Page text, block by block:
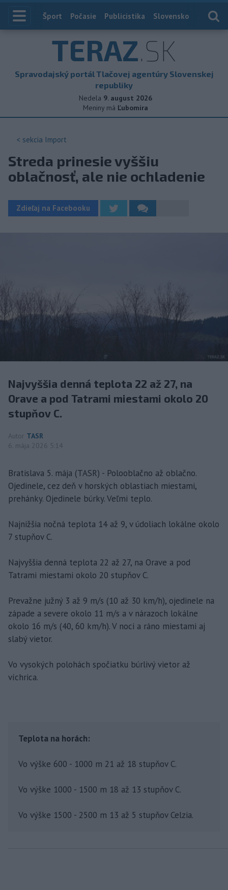
Index
Šport Počasie Publicistika Slovensko
TERAZ.SK
Spravodajský portál Tlačovej agentúry Slovenskej
republiky
Nedela 9. august 2026
Meniny má Ľubomíra
< sekcia Import
Streda prinesie vyššiu
oblačnosť, ale nie ochladenie
Zdieľaj na Facebooku
Najvyššia denná teplota 22 až 27, na
Orave a pod Tatrami miestami okolo 20
stupňov C.
Autor TASR
6. mája 2026 5:14
Bratislava 5. mája (TASR) - Polooblačno až oblačno.
Ojedinele, cez deň v horských oblastiach miestami,
prehánky. Ojedinele búrky. Veľmi teplo.
Najnižšia nočná teplota 14 až 9, v údoliach lokálne okolo
7 stupňov C.
Najvyššia denná teplota 22 až 27, na Orave a pod
Tatrami miestami okolo 20 stupňov C.
Prevažne južný 3 až 9 m/s (10 až 30 km/h), ojedinele na
západe a severe okolo 11 m/s a v nárazoch lokálne
okolo 16 m/s (40, 60 km/h). V noci a ráno miestami aj
slabý vietor.
Vo vysokých polohách spočiatku búrlivý vietor až
víchrica.
Teplota na horách:
Vo výške 600 - 1000 m 21 až 18 stupňov C.
Vo výške 1000 - 1500 m 18 až 13 stupňov C.
Vo výške 1500 - 2500 m 13 až 5 stupňov Celzia.